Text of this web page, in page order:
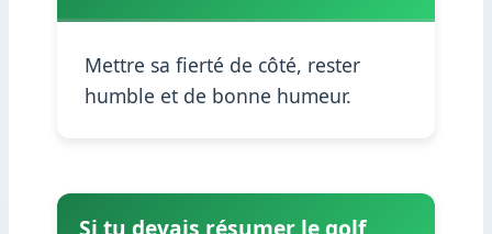
Mettre sa fierté de côté, rester
humble et de bonne humeur.